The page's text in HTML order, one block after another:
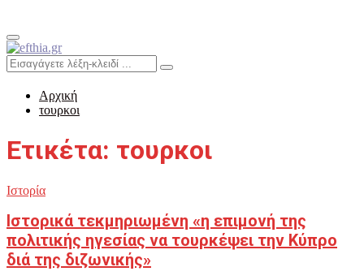
Primary
Menu
Search
for:
Search
Αρχική
τουρκοι
Ετικέτα: τουρκοι
Ιστορία
Ιστορικά τεκμηριωμένη «η επιμονή της
πολιτικής ηγεσίας να τουρκέψει την Κύπρο
διά της διζωνικής»